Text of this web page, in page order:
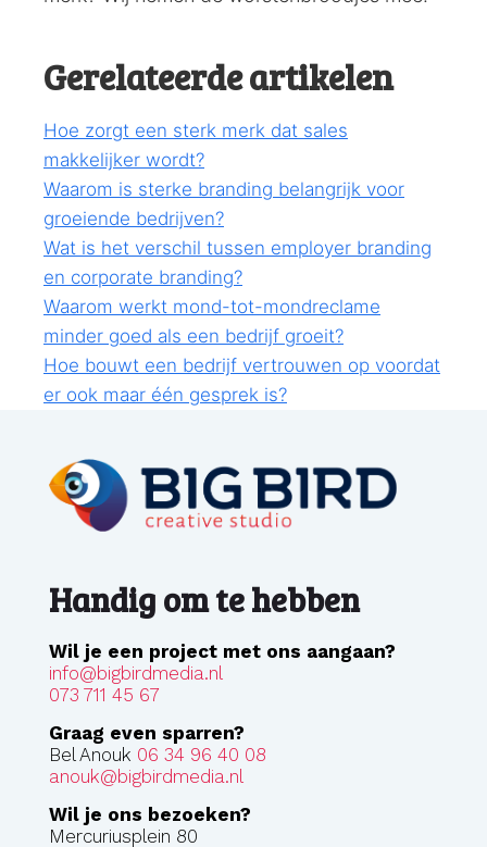
Gerelateerde artikelen
Hoe zorgt een sterk merk dat sales
makkelijker wordt?
Waarom is sterke branding belangrijk voor
groeiende bedrijven?
Wat is het verschil tussen employer branding
en corporate branding?
Waarom werkt mond-tot-mondreclame
minder goed als een bedrijf groeit?
Hoe bouwt een bedrijf vertrouwen op voordat
er ook maar één gesprek is?
Handig om te hebben
Wil je een project met ons aangaan?
info@bigbirdmedia.nl
073 711 45 67
Graag even sparren?
Bel Anouk 06 34 96 40 08
anouk@bigbirdmedia.nl
Wil je ons bezoeken?
Mercuriusplein 80